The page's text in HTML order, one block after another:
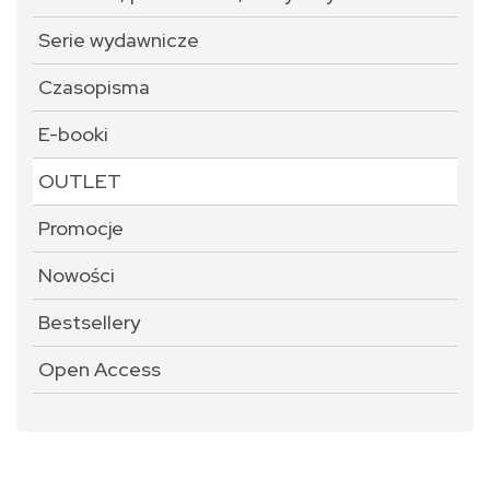
Serie wydawnicze
Czasopisma
E-booki
OUTLET
Promocje
Nowości
Bestsellery
Open Access